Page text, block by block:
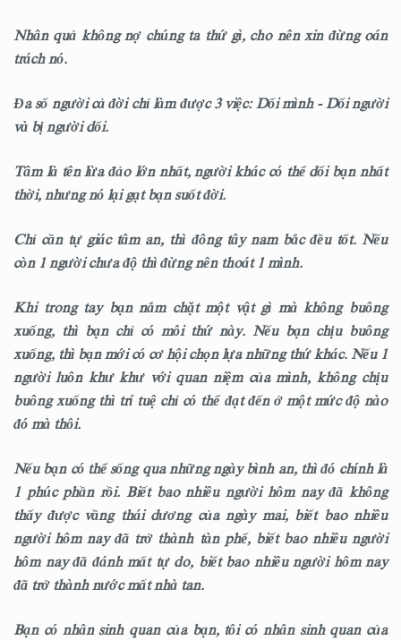
Nhân quả không nợ chúng ta thứ gì, cho nên xin đừng oán
trách nó.
Đa số người cả đời chỉ làm được 3 việc: Dối mình - Dối người
và bị người dối.
Tâm là tên lừa đảo lớn nhất, người khác có thể dối bạn nhất
thời, nhưng nó lại gạt bạn suốt đời.
Chỉ cần tự giác tâm an, thì đông tây nam bắc đều tốt. Nếu
còn 1 người chưa độ thì đừng nên thoát 1 mình.
Khi trong tay bạn nắm chặt một vật gì mà không buông
xuống, thì bạn chỉ có mỗi thứ này. Nếu bạn chịu buông
xuống, thì bạn mới có cơ hội chọn lựa những thứ khác. Nếu 1
người luôn khư khư với quan niệm của mình, không chịu
buông xuống thì trí tuệ chỉ có thể đạt đến ở một mức độ nào
đó mà thôi.
Nếu bạn có thể sống qua những ngày bình an, thì đó chính là
1 phúc phần rồi. Biết bao nhiêu người hôm nay đã không
thấy được vầng thái dương của ngày mai, biết bao nhiêu
người hôm nay đã trở thành tàn phế, biết bao nhiêu người
hôm nay đã đánh mất tự do, biết bao nhiêu người hôm nay
đã trở thành nước mất nhà tan.
Bạn có nhân sinh quan của bạn, tôi có nhân sinh quan của